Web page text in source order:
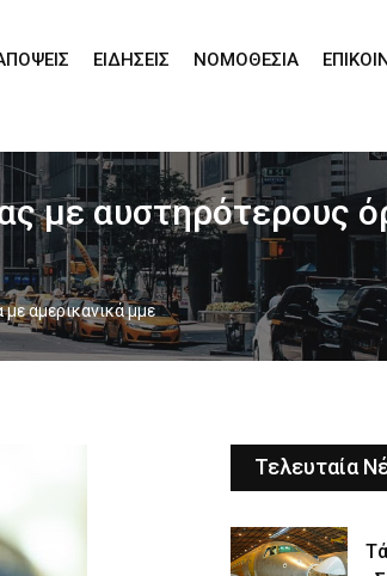
ΕΙΔΉΣΕΙΣ ΝΟΜΟΘΕΣΊΑ
με αυστηρότερους
αμερικανικά μμε
Τελευταία